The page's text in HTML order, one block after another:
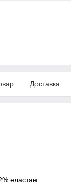
Доставка
еластан